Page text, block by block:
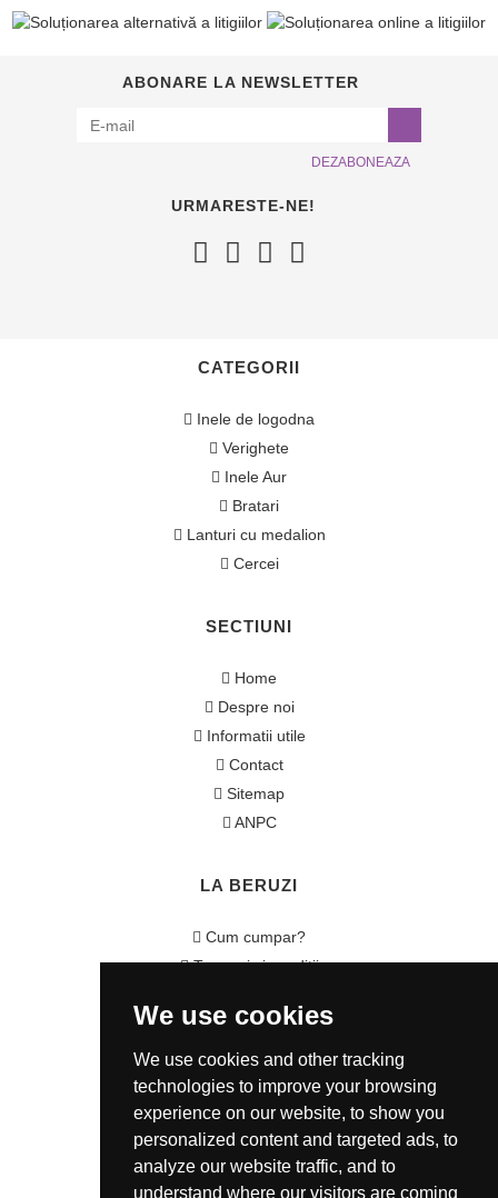
We use cookies
We use cookies and other tracking
technologies to improve your browsing
experience on our website, to show you
personalized content and targeted ads, to
analyze our website traffic, and to
understand where our visitors are coming
ABONARE LA NEWSLETTER
DEZABONEAZA
URMARESTE-NE!
CATEGORII
Inele de logodna
Verighete
Inele Aur
Bratari
Lanturi cu medalion
Cercei
SECTIUNI
Home
Despre noi
Informatii utile
Contact
Sitemap
ANPC
LA BERUZI
Cum cumpar?
Termeni si conditii
Politica de Confidentialitate
Politica de Cookie
ANSPDCP
CONTACT
0721 80 05 68